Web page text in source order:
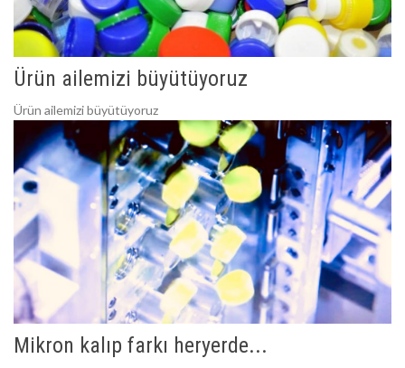
Ürün ailemizi büyütüyoruz
Ürün ailemizi büyütüyoruz
Mikron kalıp farkı heryerde...